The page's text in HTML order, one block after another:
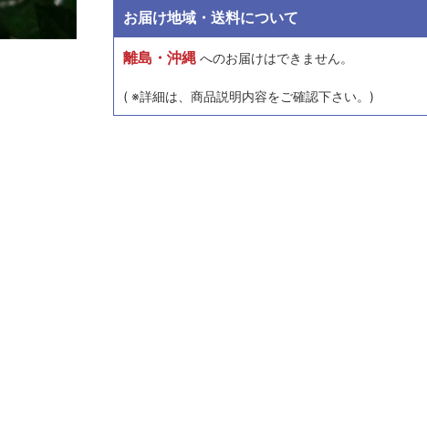
お届け地域・送料について
離島・沖縄 へのお届けはできません。
( ※詳細は、商品説明内容をご確認下さい。)